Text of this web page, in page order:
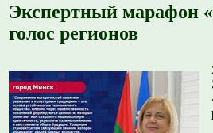
Экспертный марафон
голос регионов